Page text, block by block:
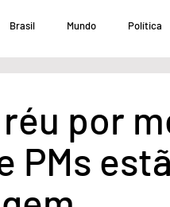
Brasil Mundo Política
Educação Meio
réu por
PMs